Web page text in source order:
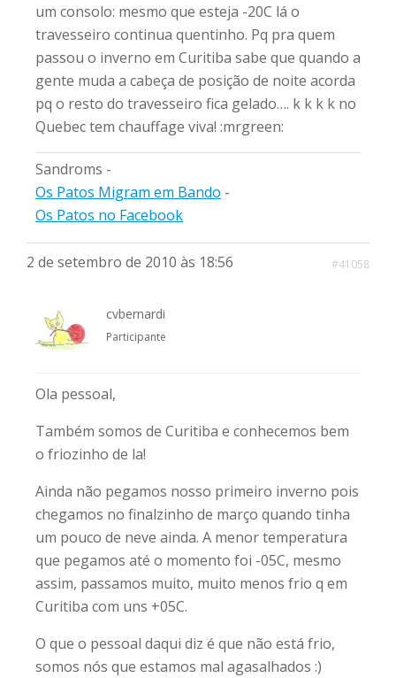
um consolo: mesmo que esteja -20C lá o
travesseiro continua quentinho. Pq pra quem
passou o inverno em Curitiba sabe que quando a
gente muda a cabeça de posição de noite acorda
pq o resto do travesseiro fica gelado…. k k k k no
Quebec tem chauffage viva! :mrgreen:
Sandroms -
Os Patos Migram em Bando -
Os Patos no Facebook
2 de setembro de 2010 às 18:56 #41058
cvbernardi
Participante
Ola pessoal,
Também somos de Curitiba e conhecemos bem
o friozinho de la!
Ainda não pegamos nosso primeiro inverno pois
chegamos no finalzinho de março quando tinha
um pouco de neve ainda. A menor temperatura
que pegamos até o momento foi -05C, mesmo
assim, passamos muito, muito menos frio q em
Curitiba com uns +05C.
O que o pessoal daqui diz é que não está frio,
somos nós que estamos mal agasalhados :)